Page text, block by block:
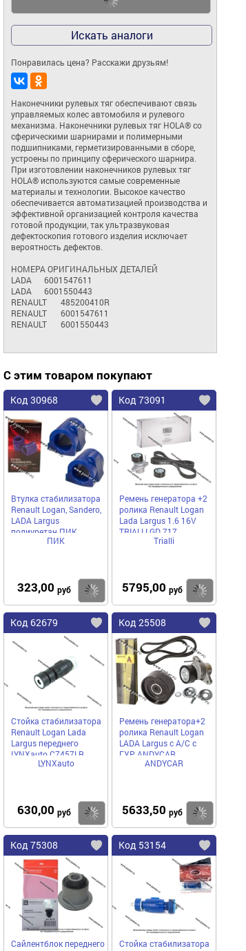
Искать аналоги
Понравилась цена? Расскажи друзьям!
Наконечники рулевых тяг обеспечивают связь
управляемых колес автомобиля и рулевого
механизма. Наконечники рулевых тяг HOLA® со
сферическими шарнирами и полимерными
подшипниками, герметизированными в сборе,
устроены по принципу сферического шарнира.
При изготовлении наконечников рулевых тяг
HOLA® используются самые современные
материалы и технологии. Высокое качество
обеспечивается автоматизацией производства и
эффективной организацией контроля качества
готовой продукции, так ультразвуковая
дефектоскопия готового изделия исключает
вероятность дефектов.
НОМЕРА ОРИГИНАЛЬНЫХ ДЕТАЛЕЙ
LADA	6001547611
LADA	6001550443
RENAULT	485200410R
RENAULT	6001547611
RENAULT	6001550443
С этим товаром покупают
Код 30968
Втулка стабилизатора
Renault Logan, Sandero,
LADA Largus
полиуретан ПИК
ПИК
323,00 руб Купить
Код 73091
Ремень генератора +2
ролика Renault Logan
Lada Largus 1.6 16V
TRIALLI GD 717
Trialli
5795,00 руб
Код 62679
Стойка стабилизатора
Renault Logan Lada
Largus переднего
LYNXauto C7457LR
LYNXauto
630,00 руб Купить
Код 25508
Ремень генератора+2
ролика Renault Logan
LADA Largus с А/С с
ГУР ANDYCAR
ANKD1822.02
ANDYCAR
5633,50 руб
Код 75308
Сайлентблок переднего
Код 53154
Стойка стабилизатора